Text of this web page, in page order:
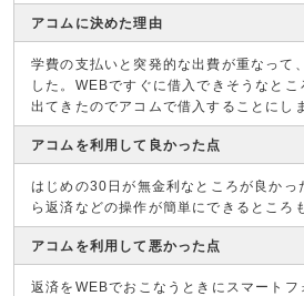
アコムに決めた理由
学費の支払いと突発的な出費が重なって
した。WEBですぐに借入できそうなと
出てきたのでアコムで借入することにし
アコムを利用して良かった点
はじめの30日が無金利なところが良かっ
ら返済などの操作が簡単にできるところ
アコムを利用して悪かった点
返済をWEBでおこなうときにスマートフ